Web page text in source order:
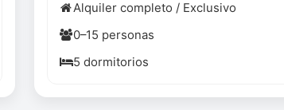
Alquiler completo / Exclusivo
0–15 personas
5 dormitorios